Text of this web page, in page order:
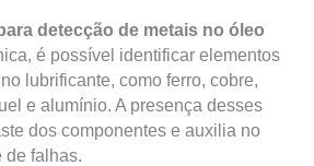
detecção de metais no óleo
é possível identificar elementos
lubrificante, como ferro, cobre,
e alumínio. A presença desses
dos componentes e auxilia no
de falhas.